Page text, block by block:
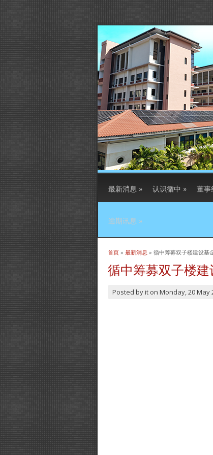
最新消息 » 认识循中 » 董事
逾期讯息 »
当前位置
首页 » 最新消息 » 循中筹募双子楼建设基
循中筹募双子楼
Posted byit on Monday, 20 May